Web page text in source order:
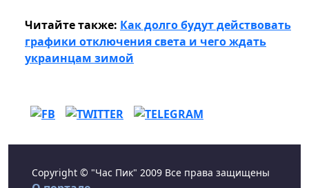
Читайте также: Как долго будут действовать
графики отключения света и чего ждать
украинцам зимой
Copyright © "Час Пик" 2009 Все права защищены